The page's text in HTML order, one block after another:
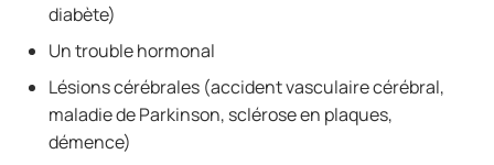
diabète)
Un trouble hormonal
Lésions cérébrales (accident vasculaire cérébral,
maladie de Parkinson, sclérose en plaques,
démence)